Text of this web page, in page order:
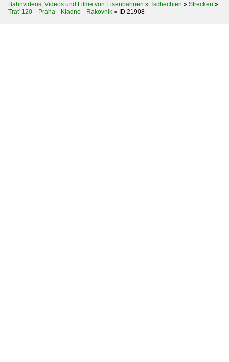
Bahnvideos, Videos und Filme von Eisenbahnen » Tschechien » Strecken »
Trať 120 Praha – Kladno – Rakovnik » ID 21908